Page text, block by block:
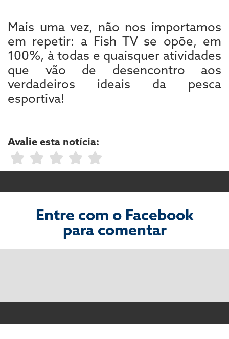
Mais uma vez, não nos importamos
em repetir: a Fish TV se opõe, em
100%, à todas e quaisquer atividades
que vão de desencontro aos
verdadeiros ideais da pesca
esportiva!
Avalie esta notícia:
Entre com o Facebook
para comentar